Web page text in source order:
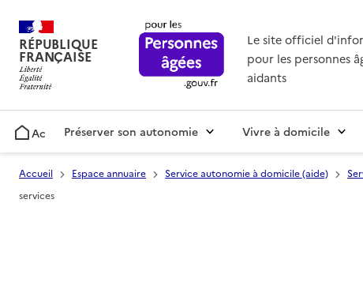
RÉPUBLIQUE
FRANÇAISE
Le site officiel
pour les personnes
aidants
AccueilPréserver son autonomie Vivre à domicile
Accueil Espace annuaire Service autonomie à domicile (aide)
services